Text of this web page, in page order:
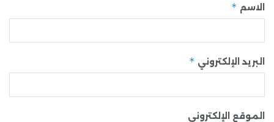
الاسم *
البريد الإلكتروني *
الموقع الإلكتروني